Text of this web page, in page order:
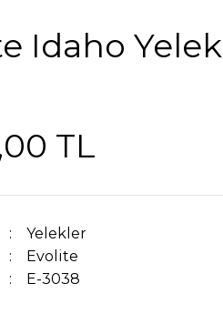
Idaho Yelek
TL
Yelekler
Evolite
E-3038